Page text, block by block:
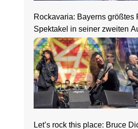
Rockavaria: Bayerns größtes
Spektakel in seiner zweiten
Let’s rock this place: Bruce